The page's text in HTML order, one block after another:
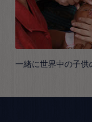
一緒に世界中の子供